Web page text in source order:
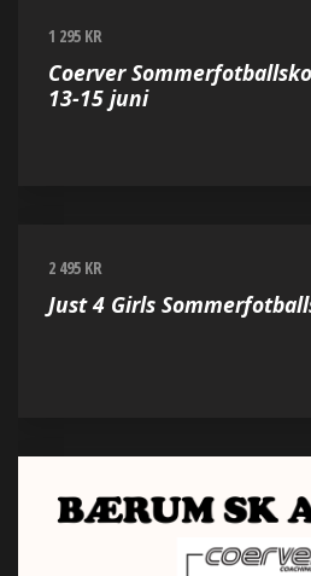
1 295 KR
Coerver
13-15 juni
2 495 KR
Just 4 Girls